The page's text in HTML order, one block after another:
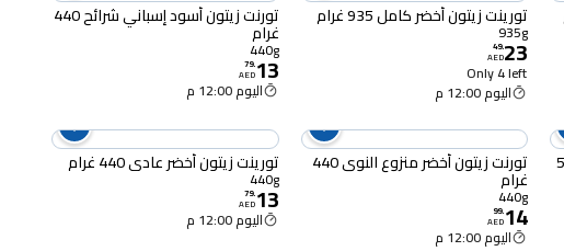
تورينت زيتون أخضر كامل 935 غرام
935g
23
.
49
AED
Only 4 left
اليوم 12:00 م
تورنت زيتون أسود إسباني شرائح 440
غرام
440g
13
.
79
AED
اليوم 12:00 م
575 تورنت زيتون أخضر منزوع النوى 440
غرام
440g
14
.
99
AED
اليوم 12:00 م
تورينت زيتون أخضر عادي 440 غرام
440g
13
.
79
AED
اليوم 12:00 م